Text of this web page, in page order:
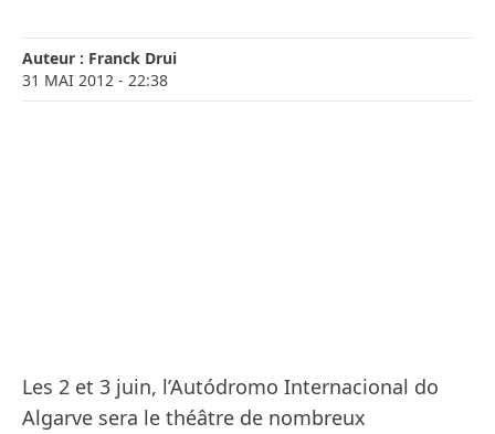
Auteur : Franck Drui
31 MAI 2012 - 22:38
Les 2 et 3 juin, l’Autódromo Internacional do
Algarve sera le théâtre de nombreux